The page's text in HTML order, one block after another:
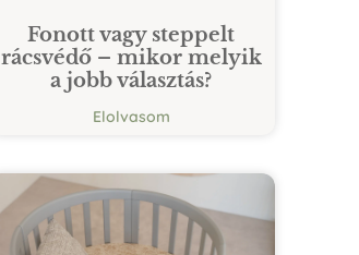
Fonott vagy steppelt
rácsvédő – mikor melyik
a jobb választás?
Elolvasom